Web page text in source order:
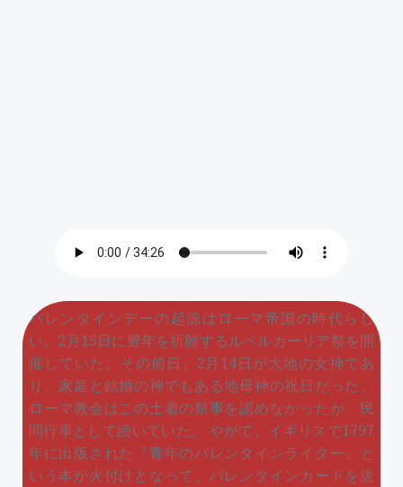
バレンタインデーの起源はローマ帝国の時代らし
い。2月15日に豊年を祈願するルペルカーリア祭を開
催していた。その前日、2月14日が大地の女神であ
り、家庭と結婚の神でもある地母神の祝日だった。
ローマ教会はこの土着の祭事を認めなかったが、民
間行事として続いていた。 やがて、イギリスで1797
年に出版された『青年のバレンタインライター』と
いう本が火付けとなって、バレンタインカードを送